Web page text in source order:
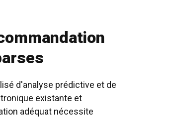
d'analyse prédictive et de
existante et
adéquat nécessite